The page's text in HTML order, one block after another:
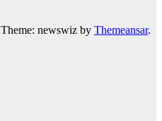
Theme: newswiz by Themeansar.